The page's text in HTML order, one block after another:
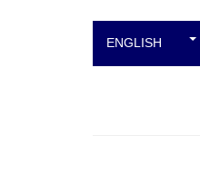
ENGLISH